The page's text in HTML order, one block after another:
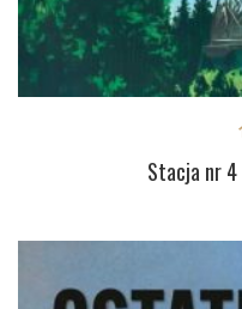
Stacja nr 4